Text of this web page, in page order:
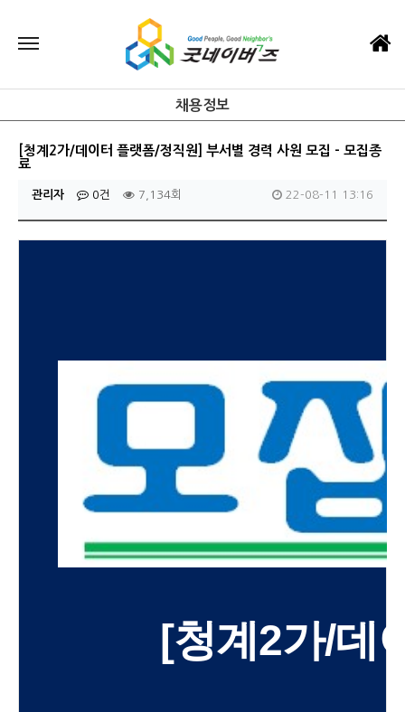
채용정보
[청계2가/데이터 플랫폼/정직원] 부서별 경력 사원 모집 - 모집종
료
관리자 0건 7,134회 22-08-11 13:16
[청계2가/데